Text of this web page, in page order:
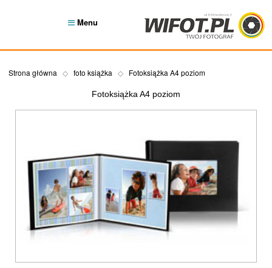
Menu
Strona główna foto książka Fotoksiążka A4 poziom
Fotoksiążka A4 poziom